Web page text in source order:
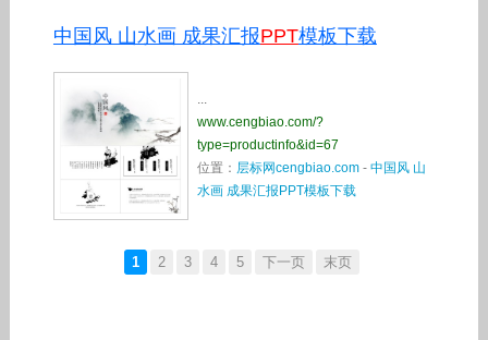
中国风 山水画 成果汇报PPT模板下载
...
www.cengbiao.com/?
type=productinfo&id=67
位置： 层标网cengbiao.com- 中国风 山
水画 成果汇报PPT模板下载
1 2 3 4 5 下一页 末页